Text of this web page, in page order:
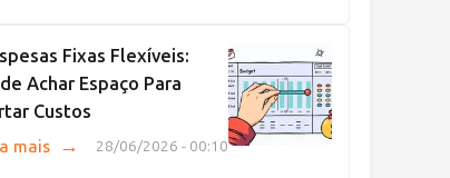
Fixas Flexíveis:
Achar Espaço Para
Custos
28/06/2026 - 00:10
mais →